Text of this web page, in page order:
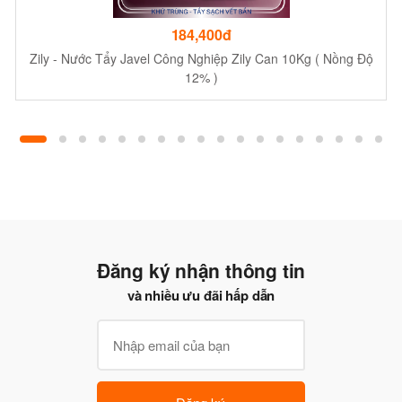
184,400đ
Zily - Nước Tẩy Javel Công Nghiệp Zily Can 10Kg ( Nồng Độ
12% )
Đăng ký nhận thông tin
và nhiều ưu đãi hấp dẫn